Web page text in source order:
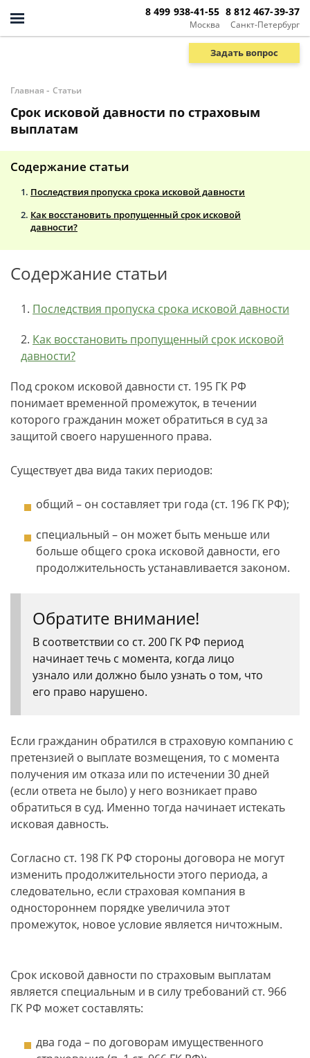
Москва
8 499 938-41-55
Санкт-Петербург
8 812 467-39-37
Задать вопрос
Главная - Статьи
Срок исковой давности по страховым
выплатам
Содержание статьи
Последствия пропуска срока исковой давности
Как восстановить пропущенный срок исковой
давности?
Содержание статьи
Последствия пропуска срока исковой давности
Как восстановить пропущенный срок исковой
давности?
Под сроком исковой давности ст. 195 ГК РФ
понимает временной промежуток, в течении
которого гражданин может обратиться в суд за
защитой своего нарушенного права.
Существует два вида таких периодов:
общий – он составляет три года (ст. 196 ГК РФ);
специальный – он может быть меньше или
больше общего срока исковой давности, его
продолжительность устанавливается законом.
Обратите внимание!
В соответствии со ст. 200 ГК РФ период
начинает течь с момента, когда лицо
узнало или должно было узнать о том, что
его право нарушено.
Если гражданин обратился в страховую компанию с
претензией о выплате возмещения, то с момента
получения им отказа или по истечении 30 дней
(если ответа не было) у него возникает право
обратиться в суд. Именно тогда начинает истекать
исковая давность.
Согласно ст. 198 ГК РФ стороны договора не могут
изменить продолжительности этого периода, а
следовательно, если страховая компания в
одностороннем порядке увеличила этот
промежуток, новое условие является ничтожным.
Срок исковой давности по страховым выплатам
является специальным и в силу требований ст. 966
ГК РФ может составлять:
два года – по договорам имущественного